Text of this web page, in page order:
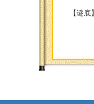
【谜底